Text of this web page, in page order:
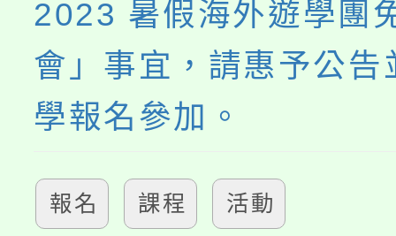
2023 暑假海外遊學團
會」事宜，請惠予公告
學報名參加。
報名 課程 活動